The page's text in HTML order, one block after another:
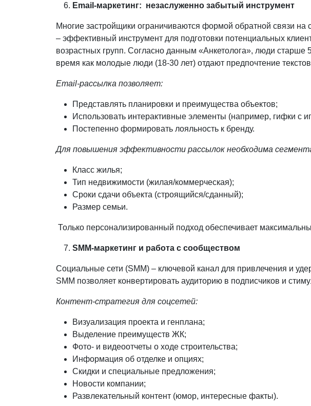
Email-маркетинг: незаслуженно забытый инструмент
Многие застройщики ограничиваются формой обратной связи на
– эффективный инструмент для подготовки потенциальных
возрастных групп. Согласно данным «Анкетолога», люди старше
время как молодые люди (18-30 лет) отдают предпочтение
Email-рассылка позволяет:
Представлять планировки и преимущества объектов;
Использовать интерактивные элементы (например, гифки с
Постепенно формировать лояльность к бренду.
Для повышения эффективности рассылок необходима
Класс жилья;
Тип недвижимости (жилая/коммерческая);
Сроки сдачи объекта (строящийся/сданный);
Размер семьи.
Только персонализированный подход обеспечивает
SMM-маркетинг и работа с сообществом
Социальные сети (SMM) – ключевой канал для привлечения и
SMM позволяет конвертировать аудиторию в подписчиков и
Контент-стратегия для соцсетей:
Визуализация проекта и генплана;
Выделение преимуществ ЖК;
Фото- и видеоотчеты о ходе строительства;
Информация об отделке и опциях;
Скидки и специальные предложения;
Новости компании;
Развлекательный контент (юмор, интересные факты).